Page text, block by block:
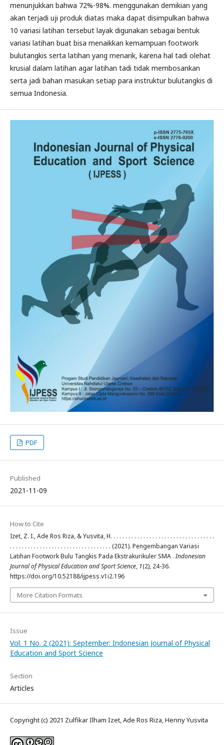
menunjukkan bahwa 72%-98%. menggunakan demikian yang
akan terjadi uji produk diatas maka dapat disimpulkan bahwa
10 variasi latihan tersebut layak digunakan sebagai bentuk
variasi latihan buat bisa menaikkan kemampuan footwork
bulutangkis serta latihan yang menarik, karena hal tadi olehat
krusial dalam latihan agar latihan tadi tidak membosankan
serta jadi bahan masukan setiap para instruktur bulutangkis di
semua Indonesia.
PDF
Published
2021-11-09
How to Cite
Izet, Z. I., Ade Ros Riza, & Yusvita, H. . . . . . . . . . . . . . . . . . . . . . . . . . . . . . . . . . .
. . . . . . . . . . . . . . . . . . . . . . . . . . . . . . . . . . (2021). Pengembangan Variasi
Latihan Footwork Bulu Tangkis Pada Ekstrakurikuler SMA .Indonesian
Journal of Physical Education and Sport Science, 1(2), 24-36.
https://doi.org/10.52188/ijpess.v1i2.196
More Citation Formats
Issue
Vol. 1 No. 2 (2021): September: Indonesian Journal of Physical
Education and Sport Science
Section
Articles
Copyright (c) 2021 Zulfikar Ilham Izet, Ade Ros Riza, Henny Yusvita